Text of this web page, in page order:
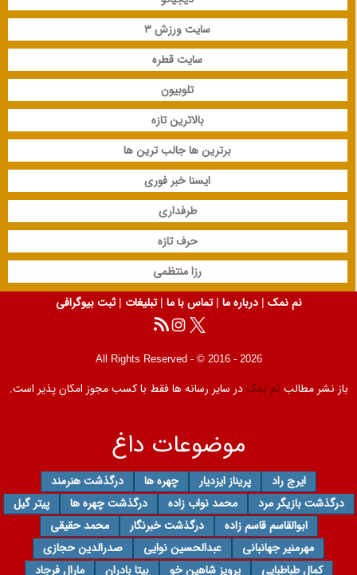
سایت ورزش 3
سایت قطره
تلوبیون
بالاترین تازه
برترین ها جالب ترین ها
ایسنا خبر فوری
طرفداری
حرف تازه
رزا منتظمی
نم نمک | درباره ما | تماس با ما | تبلیغات | ثبت بیوگرافی
All Rights Reserved - © 2016 - 2026
باز نشر مطالبنم نمکدر سایر رسانه ها فقط با کسب مجوز امکان پذیر است.
موضوعات داغ
ایرج راد پریناز ایزدیار چهره ها
درگذشت هنرمند
درگذشت بازیگر مرد
محمد نواب زاده درگذشت چهره ها
پیتر گیل
ابوالقاسم قاسم زاده
درگذشت خبرنگار
محمد حقیقی
مهرمنیر جهانبانی
عبدالحسین نوایی
صدرالدین حجازی
کمال طباطبایی
پرویز شاهین خو بیتا بادران مارال فرجاد